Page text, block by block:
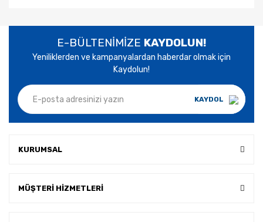
E-BÜLTENİMİZE KAYDOLUN!
Yeniliklerden ve kampanyalardan haberdar olmak için
Kaydolun!
KAYDOL
KURUMSAL
MÜŞTERİ HİZMETLERİ